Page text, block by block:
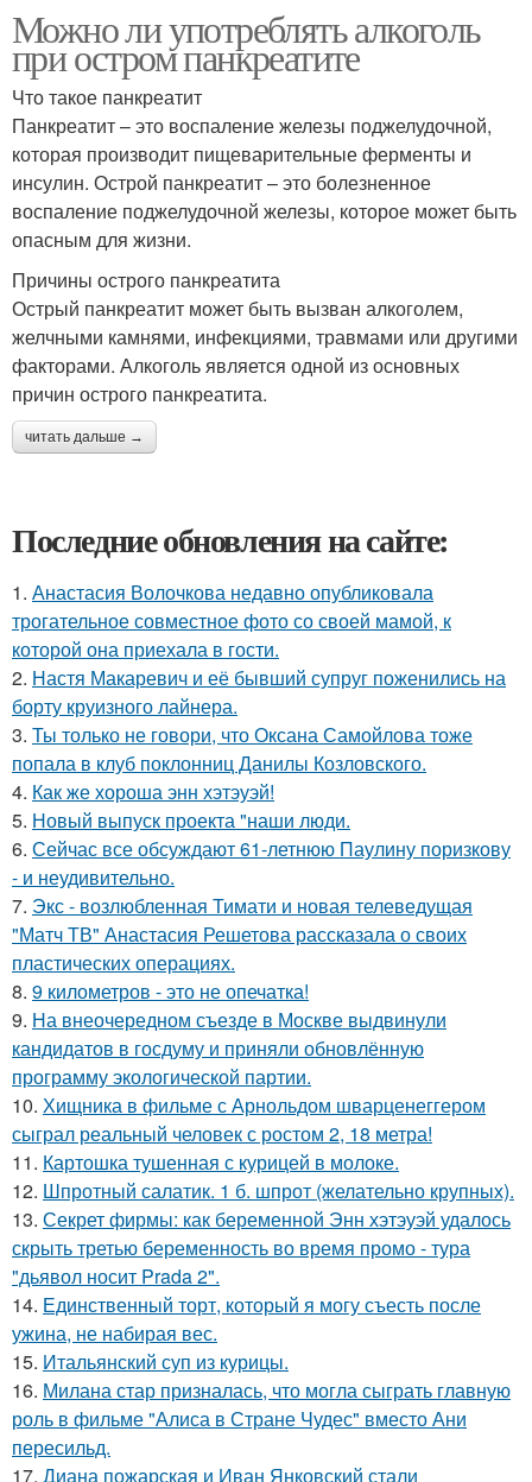
Можно ли употреблять алкоголь
при остром панкреатите
Что такое панкреатит
Панкреатит – это воспаление железы поджелудочной,
которая производит пищеварительные ферменты и
инсулин. Острой панкреатит – это болезненное
воспаление поджелудочной железы, которое может быть
опасным для жизни.
Причины острого панкреатита
Острый панкреатит может быть вызван алкоголем,
желчными камнями, инфекциями, травмами или другими
факторами. Алкоголь является одной из основных
причин острого панкреатита.
читать дальше →
Последние обновления на сайте:
1. Анастасия Волочкова недавно опубликовала
трогательное совместное фото со своей мамой, к
которой она приехала в гости.
2. Настя Макаревич и её бывший супруг поженились на
борту круизного лайнера.
3. Ты только не говори, что Оксана Самойлова тоже
попала в клуб поклонниц Данилы Козловского.
4. Как же хороша энн хэтэуэй!
5. Новый выпуск проекта "наши люди.
6. Сейчас все обсуждают 61-летнюю Паулину поризкову
- и неудивительно.
7. Экс - возлюбленная Тимати и новая телеведущая
"Матч ТВ" Анастасия Решетова рассказала о своих
пластических операциях.
8. 9 километров - это не опечатка!
9. На внеочередном съезде в Москве выдвинули
кандидатов в госдуму и приняли обновлённую
программу экологической партии.
10. Хищника в фильме с Арнольдом шварценеггером
сыграл реальный человек с ростом 2, 18 метра!
11. Картошка тушенная с курицей в молоке.
12. Шпротный салатик. 1 б. шпрот (желательно крупных).
13. Секрет фирмы: как беременной Энн хэтэуэй удалось
скрыть третью беременность во время промо - тура
"дьявол носит Prada 2".
14. Единственный торт, который я могу съесть после
ужина, не набирая вес.
15. Итальянский суп из курицы.
16. Милана стар призналась, что могла сыграть главную
роль в фильме "Алиса в Стране Чудес" вместо Ани
пересильд.
17. Диана пожарская и Иван Янковский стали